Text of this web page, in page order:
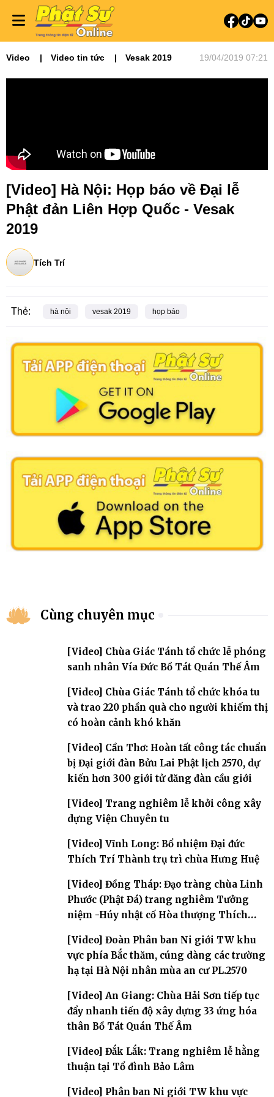
Video Video tin tức Vesak 2019 19/04/2019 07:21
[Video] Hà Nội: Họp báo về Đại lễ
Phật đản Liên Hợp Quốc - Vesak
2019
Tích Trí
Thẻ: hà nội vesak 2019 họp báo
Cùng chuyên mục
[Video] Chùa Giác Tánh tổ chức lễ phóng
sanh nhân Vía Đức Bồ Tát Quán Thế Âm
[Video] Chùa Giác Tánh tổ chức khóa tu
và trao 220 phần quà cho người khiếm thị
có hoàn cảnh khó khăn
[Video] Cần Thơ: Hoàn tất công tác chuẩn
bị Đại giới đàn Bửu Lai Phật lịch 2570, dự
kiến hơn 300 giới tử đăng đàn cầu giới
[Video] Trang nghiêm lễ khởi công xây
dựng Viện Chuyên tu
[Video] Vĩnh Long: Bổ nhiệm Đại đức
Thích Trí Thành trụ trì chùa Hưng Huệ
[Video] Đồng Tháp: Đạo tràng chùa Linh
Phước (Phật Đá) trang nghiêm Tưởng
niệm -Húy nhật cố Hòa thượng Thích
[Video] Đoàn Phân ban Ni giới TW khu
vực phía Bắc thăm, cúng dàng các trường
hạ tại Hà Nội nhân mùa an cư PL.2570
[Video] An Giang: Chùa Hải Sơn tiếp tục
đẩy nhanh tiến độ xây dựng 33 ứng hóa
thân Bồ Tát Quán Thế Âm
[Video] Đắk Lắk: Trang nghiêm lễ hằng
thuận tại Tổ đình Bảo Lâm
[Video] Phân ban Ni giới TW khu vực